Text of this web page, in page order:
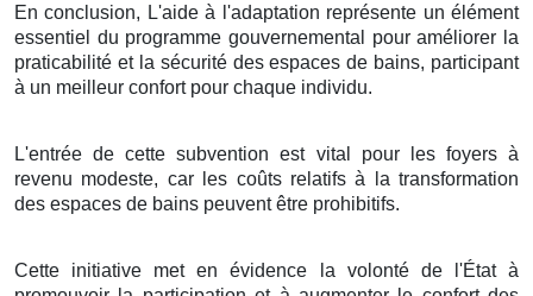
En conclusion, L'aide à l'adaptation représente un élément
essentiel du programme gouvernemental pour améliorer la
praticabilité et la sécurité des espaces de bains, participant
à un meilleur confort pour chaque individu.
L'entrée de cette subvention est vital pour les foyers à
revenu modeste, car les coûts relatifs à la transformation
des espaces de bains peuvent être prohibitifs.
Cette initiative met en évidence la volonté de l'État à